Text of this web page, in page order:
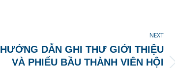
NEXT
HƯỚNG DẪN GHI THƯ GIỚI THIỆU
VÀ PHIẾU BẦU THÀNH VIÊN HỘI